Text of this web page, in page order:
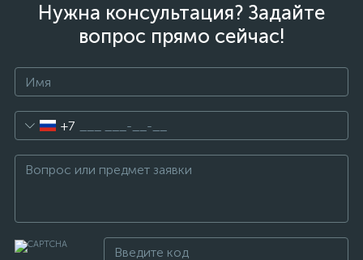
Нужна консультация? Задайте
вопрос прямо сейчас!
+7